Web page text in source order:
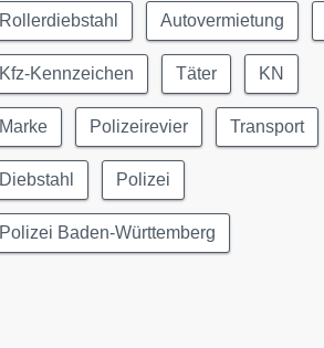
Rollerdiebstahl Autovermietung
Kfz-Kennzeichen Täter KN
Marke Polizeirevier Transport
Diebstahl Polizei
Polizei Baden-Württemberg